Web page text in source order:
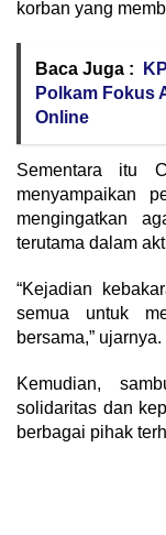
korban yang
Baca Juga :
Polkam Fokus
Online
Sementara itu
menyampaikan
mengingatkan
terutama dalam
“Kejadian
semua untuk
bersama,” ujarnya.
Kemudian,
solidaritas dan
berbagai pihak